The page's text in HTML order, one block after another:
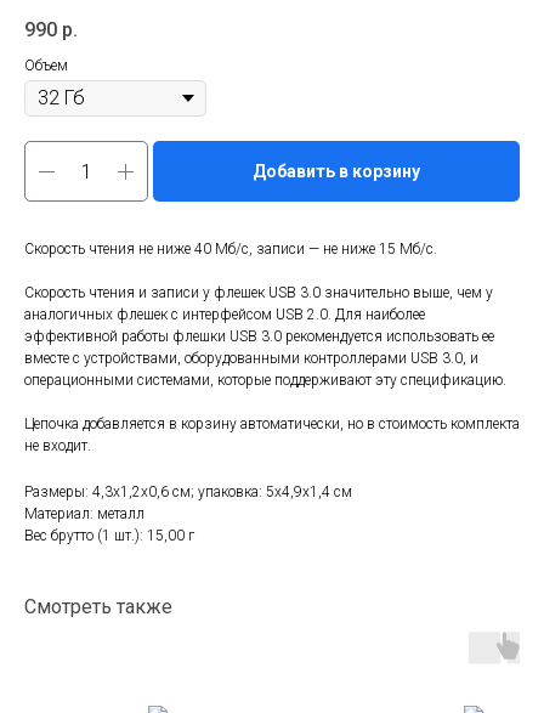
990 р.
Объем
Добавить в корзину
Скорость чтения не ниже 40 Мб/с, записи — не ниже 15 Мб/с.
Скорость чтения и записи у флешек USB 3.0 значительно выше, чем у
аналогичных флешек с интерфейсом USB 2.0. Для наиболее
эффективной работы флешки USB 3.0 рекомендуется использовать ее
вместе с устройствами, оборудованными контроллерами USB 3.0, и
операционными системами, которые поддерживают эту спецификацию.
Цепочка добавляется в корзину автоматически, но в стоимость комплекта
не входит.
Размеры: 4,3х1,2х0,6 см; упаковка: 5х4,9х1,4 см
Материал: металл
Вес брутто (1 шт.): 15,00 г
Смотреть также